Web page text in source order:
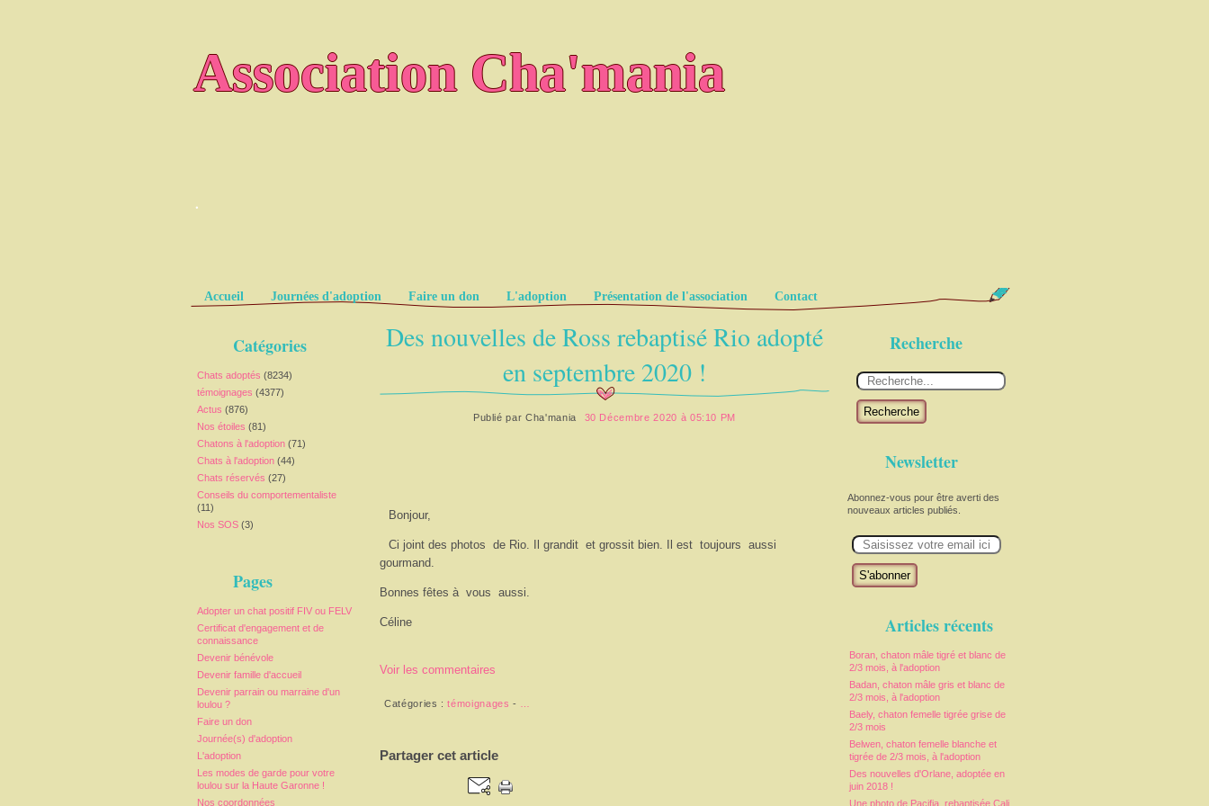
Association Cha'mania
.
Pages
Accueil Journées d'adoption Faire un don L'adoption Présentation de l'association Contact
Catégories
Chats adoptés (8234)
témoignages (4377)
Actus (876)
Nos étoiles (81)
Chatons à l'adoption (71)
Chats à l'adoption (44)
Chats réservés (27)
Conseils du comportementaliste
(11)
Nos SOS (3)
Pages
Adopter un chat positif FIV ou FELV
Certificat d'engagement et de
connaissance
Devenir bénévole
Devenir famille d'accueil
Devenir parrain ou marraine d'un
loulou ?
Faire un don
Journée(s) d'adoption
L'adoption
Les modes de garde pour votre
loulou sur la Haute Garonne !
Nos coordonnées
Recherche
Recherche
Newsletter
Abonnez-vous pour être averti des
nouveaux articles publiés.
m
Articles récents
Boran, chaton mâle tigré et blanc de
2/3 mois, à l'adoption
Badan, chaton mâle gris et blanc de
2/3 mois, à l'adoption
Baely, chaton femelle tigrée grise de
2/3 mois
Belwen, chaton femelle blanche et
tigrée de 2/3 mois, à l'adoption
Des nouvelles d'Orlane, adoptée en
juin 2018 !
Une photo de Pacifia, rebaptisée Cali,
Des nouvelles de Ross rebaptisé Rio adopté
en septembre 2020 !
Publié parCha'mania 30 Décembre 2020 à 05:10 PM
Bonjour,
Ci joint des photos de Rio. Il grandit et grossit bien. Il est toujours aussi
gourmand.
Bonnes fêtes à vous aussi.
Céline
Voir les commentaires
Catégories :témoignages -
Partager cet article